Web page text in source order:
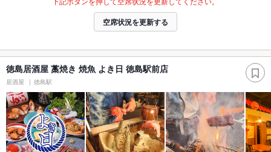
空席状況を更新する
徳島居酒屋 藁焼き 焼魚 よき日 徳島駅前店
居酒屋 徳島駅